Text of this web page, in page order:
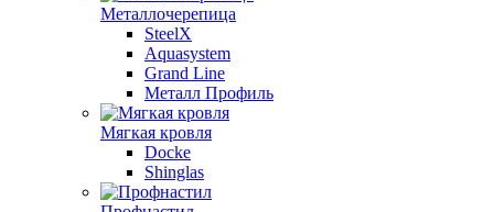
Металлочерепица
SteelX
Aquasystem
Grand Line
Металл Профиль
Мягкая кровля
Docke
Shinglas